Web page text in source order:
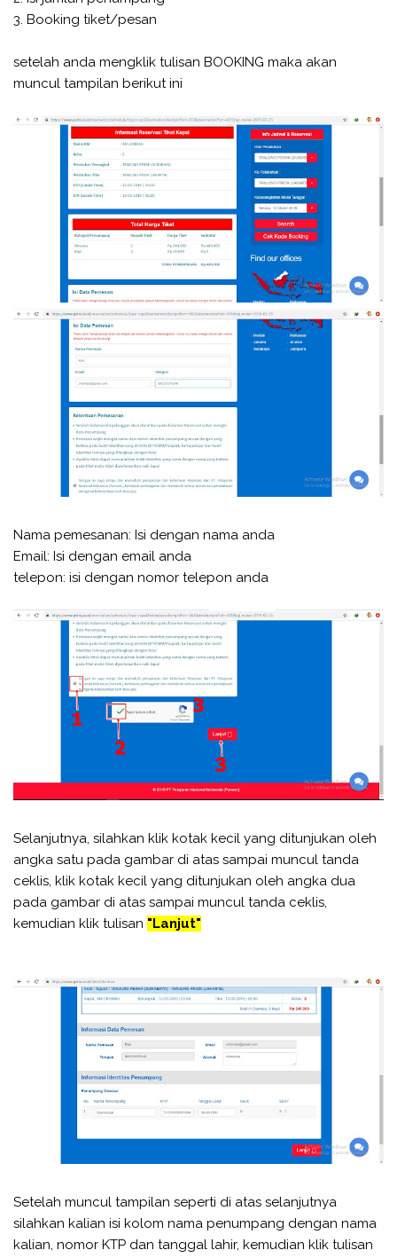
3. Booking tiket/pesan
setelah anda mengklik tulisan BOOKING maka akan
muncul tampilan berikut ini
Nama pemesanan: Isi dengan nama anda
Email: Isi dengan email anda
telepon: isi dengan nomor telepon anda
Selanjutnya, silahkan klik kotak kecil yang ditunjukan oleh
angka satu pada gambar di atas sampai muncul tanda
ceklis, klik kotak kecil yang ditunjukan oleh angka dua
pada gambar di atas sampai muncul tanda ceklis,
kemudian klik tulisan "Lanjut"
Setelah muncul tampilan seperti di atas selanjutnya
silahkan kalian isi kolom nama penumpang dengan nama
kalian, nomor KTP dan tanggal lahir, kemudian klik tulisan